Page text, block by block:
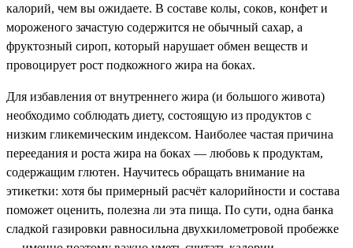
калорий, чем вы ожидаете. В составе колы, соков, конфет и
мороженого зачастую содержится не обычный сахар, а
фруктозный сироп, который нарушает обмен веществ и
провоцирует рост подкожного жира на боках.
Для избавления от внутреннего жира (и большого живота)
необходимо соблюдать диету, состоящую из продуктов с
низким гликемическим индексом. Наиболее частая причина
переедания и роста жира на боках — любовь к продуктам,
содержащим глютен. Научитесь обращать внимание на
этикетки: хотя бы примерный расчёт калорийности и состава
поможет оценить, полезна ли эта пища. По сути, одна банка
сладкой газировки равносильна двухкилометровой пробежке